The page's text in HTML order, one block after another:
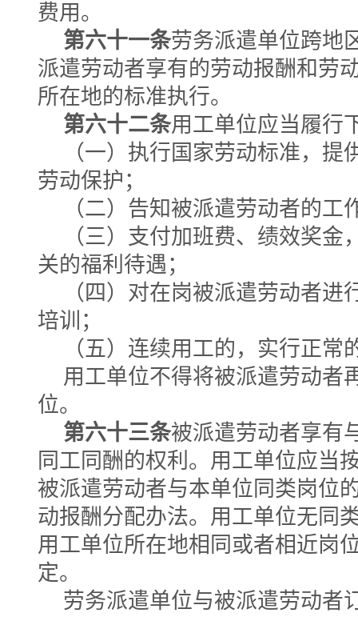
费用。
第六十一条劳务派遣单位跨地
派遣劳动者享有的劳动报酬和劳
所在地的标准执行。
第六十二条用工单位应当履行
（一）执行国家劳动标准，提
劳动保护；
（二）告知被派遣劳动者的工
（三）支付加班费、绩效奖金
关的福利待遇；
（四）对在岗被派遣劳动者进
培训；
（五）连续用工的，实行正常
用工单位不得将被派遣劳动者
位。
第六十三条被派遣劳动者享有
同工同酬的权利。用工单位应当
被派遣劳动者与本单位同类岗位
动报酬分配办法。用工单位无同
用工单位所在地相同或者相近岗
定。
劳务派遣单位与被派遣劳动者